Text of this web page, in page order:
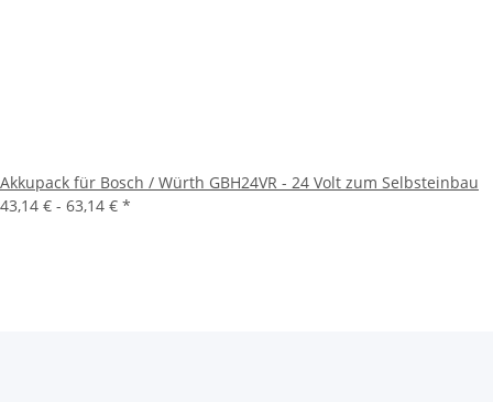
Akkupack für Bosch / Würth GBH24VR - 24 Volt zum Selbsteinbau
43,14 € - 63,14 € *